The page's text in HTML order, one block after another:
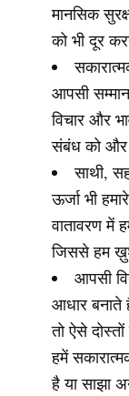
मानसिक
को भी दूर
आपसी
विचार और
संबंध को और
साथी,
ऊर्जा भी
वातावरण में
जिससे हम
आपसी
आधार बनाते
तो ऐसे
हमें
है या साझा